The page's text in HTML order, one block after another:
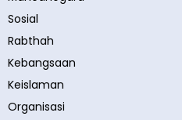
Sosial
Rabthah
Kebangsaan
Keislaman
Organisasi